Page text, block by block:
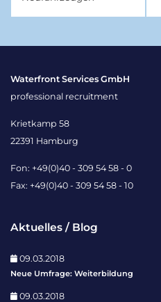
Waterfront Services GmbH
professional recruitment
Krietkamp 58
22391 Hamburg
Fon: +49(0)40 - 309 54 58 - 0
Fax: +49(0)40 - 309 54 58 - 10
Aktuelles / Blog
09.03.2018
Neue Umfrage: Weiterbildung
09.03.2018